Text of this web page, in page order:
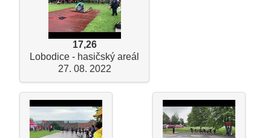
17,26
Lobodice - hasičský areál
27. 08. 2022